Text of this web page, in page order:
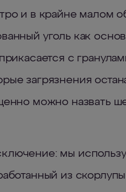
и в крайне малом
уголь как
с
загрязнения
можно назвать
мы
из